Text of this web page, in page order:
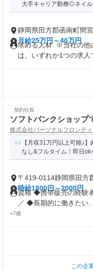
大手キャリア勤務◎ネイル
静岡県田方郡函南町間宮
月給25万円～40万円
求める人材: ※当社の他
は、いずれか1つの求人
契約社員
ソフトバンクショップ
株式会社パーソナルフロンテ
【月収31万円以上可能♪
なし&フルタイム！即日
〒419-0114静岡県田方
時給1800円～2000円
資格 ◆携帯販売の経験
／ ◆長期的に働きたい...
+7個
この企